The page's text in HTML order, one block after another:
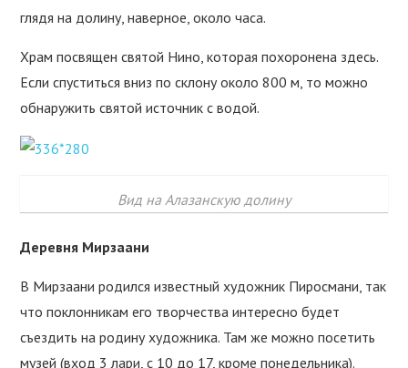
глядя на долину, наверное, около часа.
Храм посвящен святой Нино, которая похоронена здесь.
Если спуститься вниз по склону около 800 м, то можно
обнаружить святой источник с водой.
Вид на Алазанскую долину
Деревня Мирзаани
В Мирзаани родился известный художник Пиросмани, так
что поклонникам его творчества интересно будет
съездить на родину художника. Там же можно посетить
музей (вход 3 лари, с 10 до 17, кроме понедельника).